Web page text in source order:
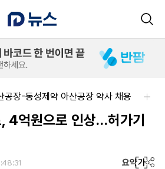
공장-동성제약 아산공장 약사 채용
4억원으로 인상…허가기
요약가